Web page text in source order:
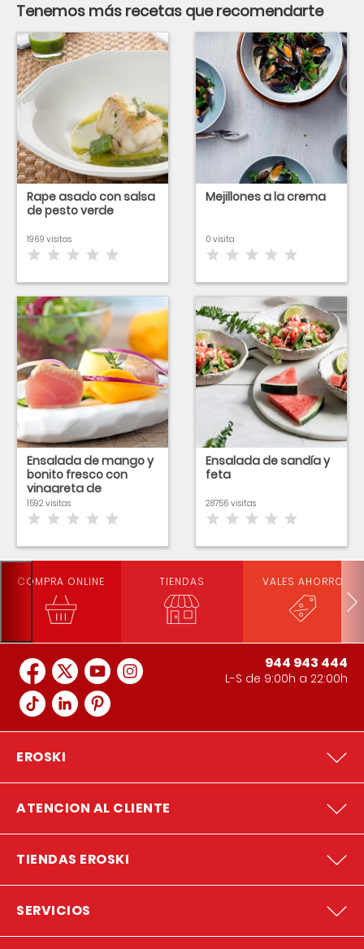
Tenemos más recetas que recomendarte
Rape asado con salsa
de pesto verde
1969 visitas
Mejillones a la crema
0 visita
Ensalada de mango y
bonito fresco con
vinagreta de
melocotón
1592 visitas
Ensalada de sandía y
feta
28756 visitas
COMPRA ONLINE TIENDAS VALES AHORRO
944 943 444
L-S de 9:00h a 22:00h
EROSKI
ATENCION AL CLIENTE
TIENDAS EROSKI
SERVICIOS